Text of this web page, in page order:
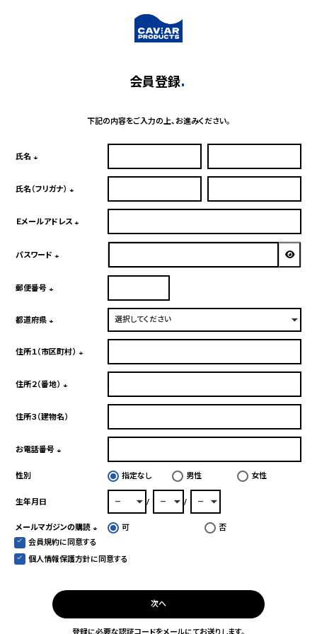
会員登録
下記の内容をご入力の上、お進みください。
氏名
須)
氏名（フリガナ）
須)
Ｅメールアドレス
パスワード
郵便番号
須)
都道府県
須)
住所１（市区町村）
住所２（番地）
須)
住所３（建物名）
お電話番号
性別 指定なし 男性 女性
生年月日
メールマガジンの購読
(必
須)
可
否
会員規約に同意する
個人情報保護方針に同意する
次へ